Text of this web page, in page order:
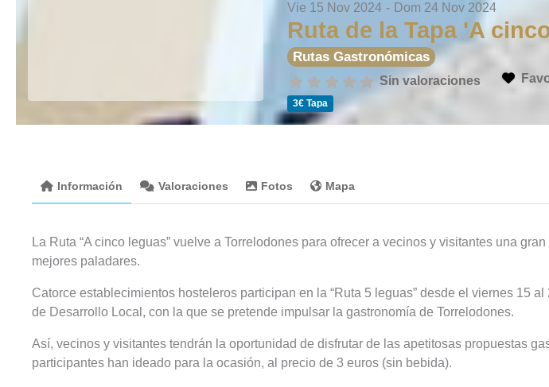
Vie 15 Nov 2024 - Dom 24 Nov 2024
Ruta de la Tapa 'A
Rutas Gastronómicas
Sin valoraciones
3€ Tapa
Información Valoraciones Fotos Mapa
La Ruta “A cinco leguas” vuelve a Torrelodones para ofrecer a vecinos y visitantes una
mejores paladares.
Catorce establecimientos hosteleros participan en la “Ruta 5 leguas” desde el viernes 15
de Desarrollo Local, con la que se pretende impulsar la gastronomía de Torrelodones.
Así, vecinos y visitantes tendrán la oportunidad de disfrutar de las apetitosas propuestas
participantes han ideado para la ocasión, al precio de 3 euros (sin bebida).